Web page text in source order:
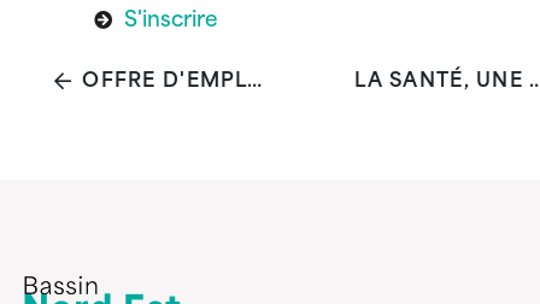
S'inscrire
OFFRE D'EMPLOI : AMBASSADEUR·RICE PSYBRU LA SANTÉ, UNE RESSOURCE POUR